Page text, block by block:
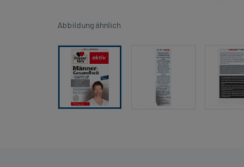
Abbildung ähnlich